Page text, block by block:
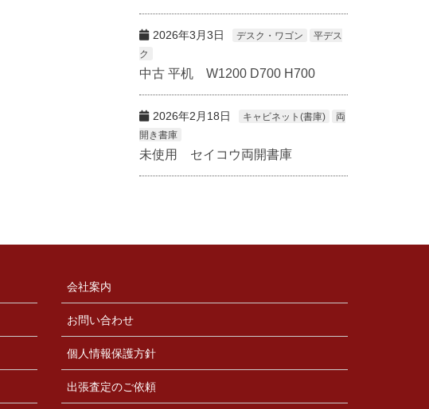
2026年3月3日 デスク・ワゴン
平デス
ク
中古 平机 W1200 D700 H700
2026年2月18日 キャビネット(書庫)
両
開き書庫
未使用 セイコウ両開書庫
会社案内
お問い合わせ
個人情報保護方針
出張査定のご依頼